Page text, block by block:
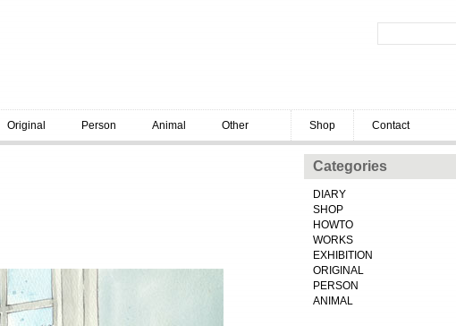
Original Person Animal Other Shop Contact
Categories
DIARY
SHOP
HOWTO
WORKS
EXHIBITION
ORIGINAL
PERSON
ANIMAL